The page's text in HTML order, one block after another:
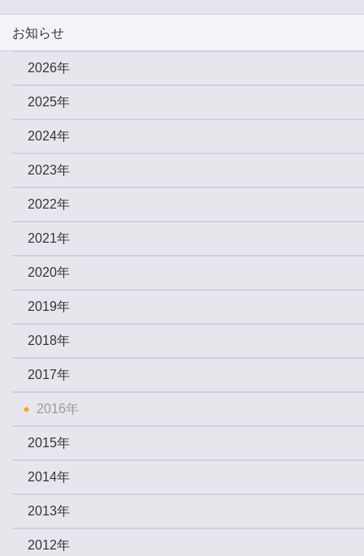
お知らせ
2026年
2025年
2024年
2023年
2022年
2021年
2020年
2019年
2018年
2017年
2016年
2015年
2014年
2013年
2012年